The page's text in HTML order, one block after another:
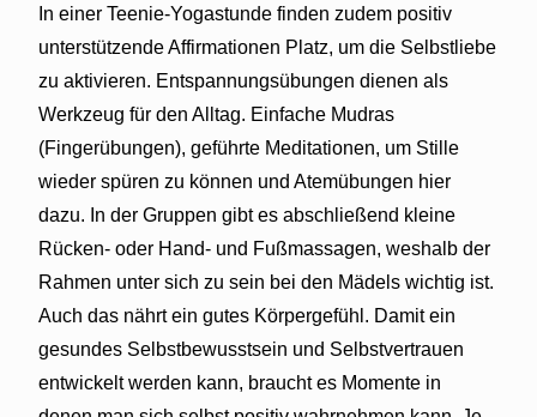
In einer Teenie-Yogastunde finden zudem positiv
unterstützende Affirmationen Platz, um die Selbstliebe
zu aktivieren. Entspannungsübungen dienen als
Werkzeug für den Alltag. Einfache Mudras
(Fingerübungen), geführte Meditationen, um Stille
wieder spüren zu können und Atemübungen hier
dazu. In der Gruppen gibt es abschließend kleine
Rücken- oder Hand- und Fußmassagen, weshalb der
Rahmen unter sich zu sein bei den Mädels wichtig ist.
Auch das nährt ein gutes Körpergefühl. Damit ein
gesundes Selbstbewusstsein und Selbstvertrauen
entwickelt werden kann, braucht es Momente in